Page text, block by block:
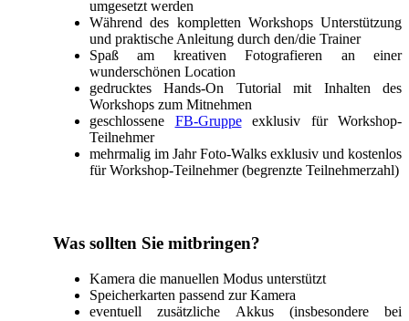
umgesetzt werden
Während des kompletten Workshops Unterstützung
und praktische Anleitung durch den/die Trainer
Spaß am kreativen Fotografieren an einer
wunderschönen Location
gedrucktes Hands-On Tutorial mit Inhalten des
Workshops zum Mitnehmen
geschlossene FB-Gruppeexklusiv für Workshop-
Teilnehmer
mehrmalig im Jahr Foto-Walks exklusiv und kostenlos
für Workshop-Teilnehmer (begrenzte Teilnehmerzahl)
Was sollten Sie mitbringen?
Kamera die manuellen Modus unterstützt
Speicherkarten passend zur Kamera
eventuell zusätzliche Akkus (insbesondere bei